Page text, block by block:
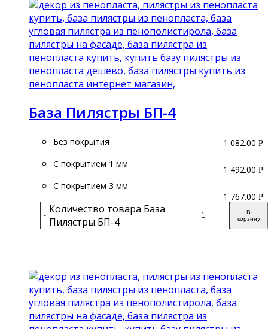
База Пилястры БП-4
Без покрытия
С покрытием 1 мм
С покрытием 3 мм
- Количество товара База
Пилястры БП-4
+
В
корзину
1 082.00 Р
1 492.00 Р
1 767.00 Р